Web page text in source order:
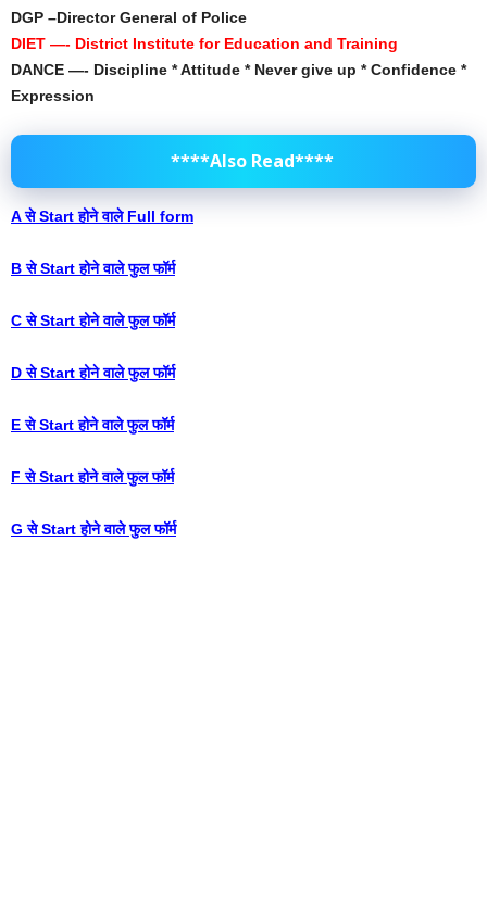
DGP –Director General of Police
DIET —- District Institute for Education and Training
DANCE —- Discipline * Attitude * Never give up * Confidence *
Expression
****Also Read****
A‌ से Start होने वाले Full form
B से Start होने वाले फुल फॉर्म
C से Start होने वाले फुल फॉर्म
D से Start होने वाले फुल फॉर्म
E से Start होने वाले फुल फॉर्म
F से Start होने वाले फुल फॉर्म
G से Start होने वाले फुल फॉर्म